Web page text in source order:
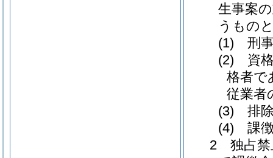
生事案
うもの
(1) 刑
(2) 資格
格者で
従業者
(3) 排
(4) 課
2 独占禁